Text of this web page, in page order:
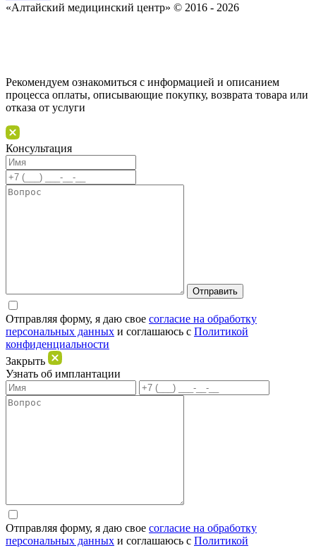
«Алтайский медицинский центр» © 2016 - 2026
Рекомендуем ознакомиться с информацией и описанием
процессa оплаты, описывающие покупку, возврата товара или
отказа от услуги
Консультация
Отправляя форму, я даю свое согласие на обработку
персональных данных и соглашаюсь c Политикой
конфиденциальности
Закрыть
Узнать об имплантации
Отправляя форму, я даю свое согласие на обработку
персональных данных и соглашаюсь c Политикой